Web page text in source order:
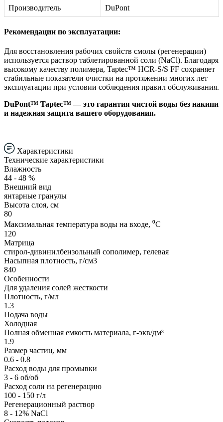
Производитель DuPont
Рекомендации по эксплуатации:
Для восстановления рабочих свойств смолы (регенерации)
используется раствор таблетированной соли (NaCl). Благодаря
высокому качеству полимера, Taptec™ HCR-S/S FF сохраняет
стабильные показатели очистки на протяжении многих лет
эксплуатации при условии соблюдения правил обслуживания.
DuPont™ Taptec™ — это гарантия чистой воды без накипи
и надежная защита вашего оборудования.
Характеристики
Технические характеристики
Влажность
44 - 48 %
Внешний вид
янтарные гранулы
Высота слоя, см
80
Максимальная температура воды на входе, ⁰С
120
Матрица
стирол-дивинилбензольный сополимер, гелевая
Насыпная плотность, г/см3
840
Особенности
Для удаления солей жесткости
Плотность, г/мл
1.3
Подача воды
Холодная
Полная обменная емкость материала, г-экв/дм³
1.9
Размер частиц, мм
0.6 - 0.8
Расход воды для промывки
3 - 6 об/об
Расход соли на регенерацию
100 - 150 г/л
Регенерационный раствор
8 - 12% NaCl